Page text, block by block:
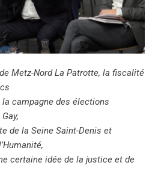
Metz-Nord La Patrotte, la fiscalité
campagne des élections
de la Seine Saint-Denis et
certaine idée de la justice et de